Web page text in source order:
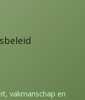
vakmanschap en